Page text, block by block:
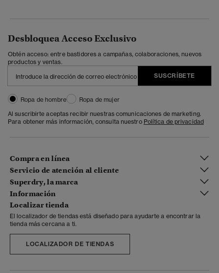
Desbloquea Acceso Exclusivo
Obtén acceso: entre bastidores a campañas, colaboraciones, nuevos
productos y ventas.
SUSCRÍBETE
Ropa de hombre
Ropa de mujer
Al suscribirte aceptas recibir nuestras comunicaciones de marketing.
Para obtener más información, consulta nuestro Política de privacidad
Compra en línea
Servicio de atención al cliente
Superdry, la marca
Información
Localizar tienda
El localizador de tiendas está diseñado para ayudarte a encontrar la
tienda más cercana a ti.
LOCALIZADOR DE TIENDAS